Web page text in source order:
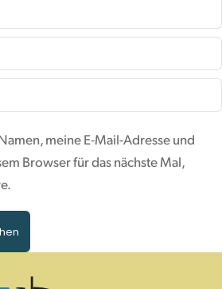
meine E-Mail-Adresse und
Browser für das nächste Mal,